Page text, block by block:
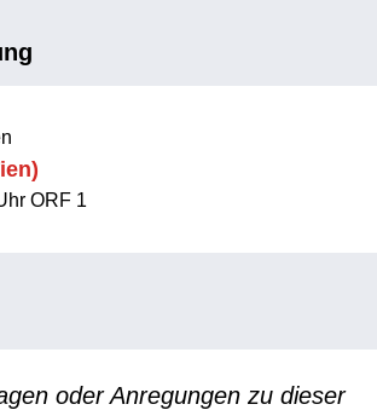
ORF 1
oder Anregungen zu dieser